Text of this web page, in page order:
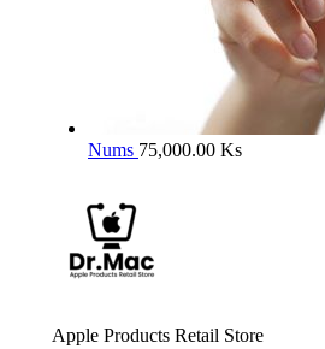
Nums 75,000.00 Ks
Apple Products Retail Store